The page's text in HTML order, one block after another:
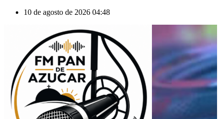
Saltar
10 de agosto de 2026 04:48